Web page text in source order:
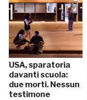
USA, sparatoria
davanti scuola:
due morti. Nessun
testimone